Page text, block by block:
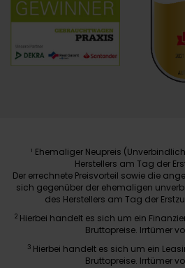
1 Ehemaliger Neupreis
Herstellers am Tag der
Der errechnete Preisvorteil sowie die
sich gegenüber der ehemaligen
des Herstellers am Tag der
2 Hierbei handelt es sich um ein
Bruttopreise. Irrtümer
3 Hierbei handelt es sich um ein
Bruttopreise. Irrtümer